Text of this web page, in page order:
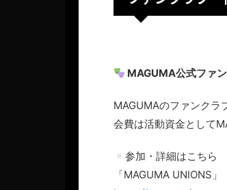
MAGUMA公式ファ
MAGUMAのファンクラ
会費は活動資金として
参加・詳細はこちら
「MAGUMA UNIONS」